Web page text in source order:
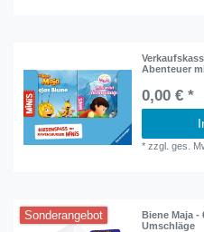
Abenteuer
0,00 € *
*zzgl. ges.
Sonderangebot
Biene Maja
Umschläge